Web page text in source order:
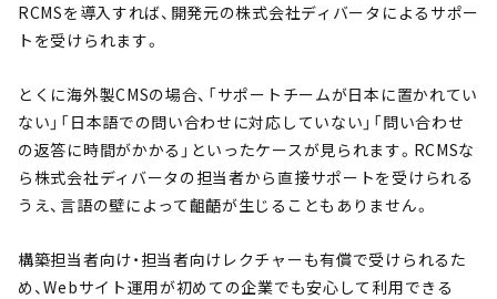
RCMSを導入すれば、開発元の株式会社ディバータによるサポー
トを受けられます。
とくに海外製CMSの場合、「サポートチームが日本に置かれてい
ない」「日本語での問い合わせに対応していない」「問い合わせ
の返答に時間がかかる」といったケースが見られます。RCMSな
ら株式会社ディバータの担当者から直接サポートを受けられる
うえ、言語の壁によって齟齬が生じることもありません。
構築担当者向け・担当者向けレクチャーも有償で受けられるた
め、Webサイト運用が初めての企業でも安心して利用できる